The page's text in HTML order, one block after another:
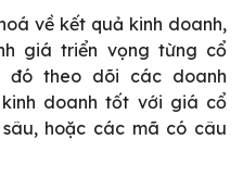
về kết quả kinh doanh,
giá triển vọng từng cổ
đó theo dõi các doanh
doanh tốt với giá cổ
hoặc các mã có câu